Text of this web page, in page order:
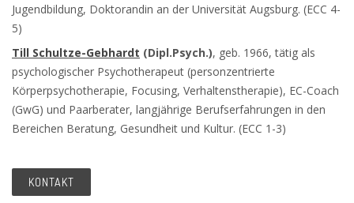
Jugendbildung, Doktorandin an der Universität Augsburg. (ECC 4-
5)
Till Schultze-Gebhardt (Dipl.Psych.), geb. 1966, tätig als
psychologischer Psychotherapeut (personzentrierte
Körperpsychotherapie, Focusing, Verhaltenstherapie), EC-Coach
(GwG) und Paarberater, langjährige Berufserfahrungen in den
Bereichen Beratung, Gesundheit und Kultur. (ECC 1-3)
KONTAKT